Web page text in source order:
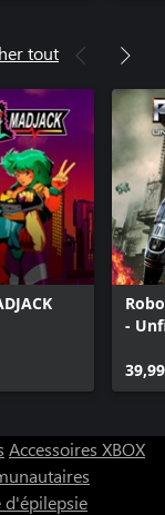
tout
-
Accessoires XBOX
d'épilepsie